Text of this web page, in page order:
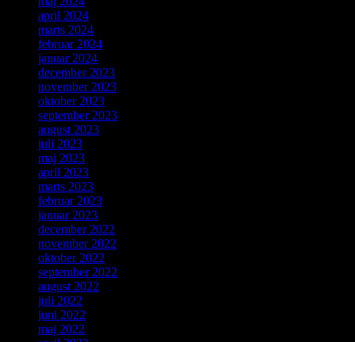
april 2024
marts 2024
februar 2024
januar 2024
december 2023
november 2023
oktober 2023
september 2023
august 2023
juli 2023
maj 2023
april 2023
marts 2023
februar 2023
januar 2023
december 2022
november 2022
oktober 2022
september 2022
august 2022
juli 2022
juni 2022
maj 2022